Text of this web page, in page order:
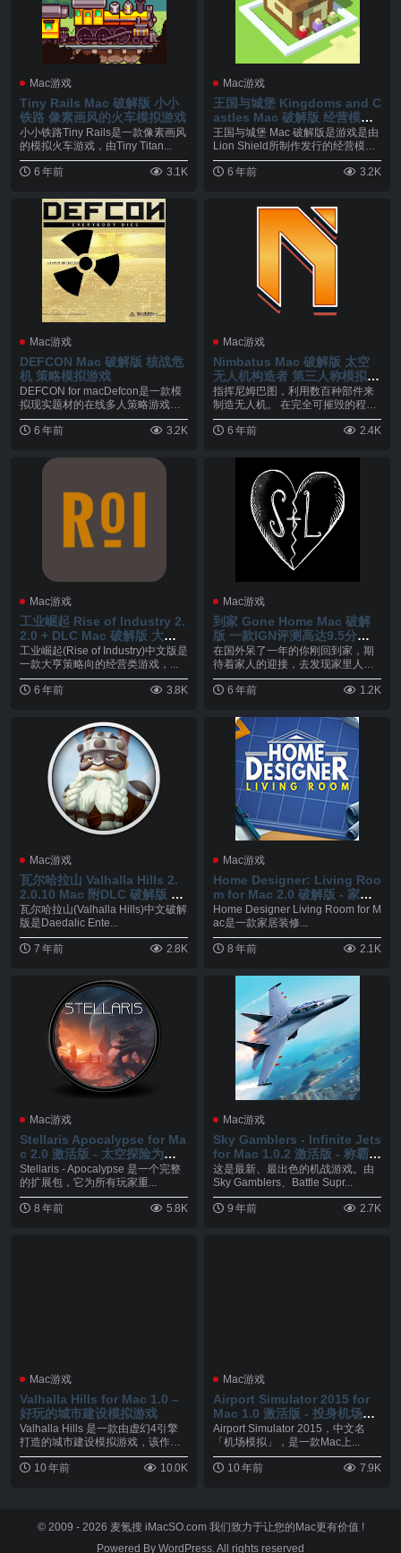
Mac游戏
Tiny Rails Mac 破解版 小小
铁路 像素画风的火车模拟游戏
小小铁路Tiny Rails是一款像素画风
的模拟火车游戏，由Tiny Titan...
6 年前 3.1K
Mac游戏
王国与城堡 Kingdoms and C
astles Mac 破解版 经营模拟
类游戏
王国与城堡 Mac 破解版是游戏是由
Lion Shield所制作发行的经营模拟
类...
6 年前
3.2K
Mac游戏
DEFCON Mac 破解版 核战危
机 策略模拟游戏
DEFCON for macDefcon是一款模
拟现实题材的在线多人策略游戏。
主...
6 年前
3.2K
Mac游戏
Nimbatus Mac 破解版 太空
无人机构造者 第三人称模拟类
游戏
指挥尼姆巴图，利用数百种部件来
制造无人机。 在完全可摧毁的程序
宇宙中，应对未知威...
6 年前
2.4K
Mac游戏
工业崛起 Rise of Industry 2.
2.0 + DLC Mac 破解版 大亨
策略向的经营类游戏
工业崛起(Rise of Industry)中文版是
一款大亨策略向的经营类游戏，...
6 年前 3.8K
Mac游戏
到家 Gone Home Mac 破解
版 一款IGN评测高达9.5分的
探索型游戏
在国外呆了一年的你刚回到家，期
待着家人的迎接，去发现家里人去
楼空。一股不祥的感觉...
6 年前
1.2K
Mac游戏
瓦尔哈拉山 Valhalla Hills 2.
2.0.10 Mac 附DLC 破解版 城
市建设模拟游戏
瓦尔哈拉山(Valhalla Hills)中文破解
版是Daedalic Ente...
7 年前 2.8K
Mac游戏
Home Designer: Living Roo
m for Mac 2.0 破解版 - 家居
装修模拟游戏
Home Designer Living Room for M
ac是一款家居装修...
8 年前 2.1K
Mac游戏
Stellaris Apocalypse for Ma
c 2.0 激活版 - 太空探险为核
心的战略游戏
Stellaris - Apocalypse 是一个完整
的扩展包，它为所有玩家重...
8 年前 5.8K
Mac游戏
Sky Gamblers - Infinite Jets
for Mac 1.0.2 激活版 - 称霸天
空
这是最新、最出色的机战游戏。由
Sky Gamblers、Battle Supr...
9 年前 2.7K
Mac游戏
Valhalla Hills for Mac 1.0 –
好玩的城市建设模拟游戏
Valhalla Hills 是一款由虚幻4引擎
打造的城市建设模拟游戏，该作描
述...
10 年前
10.0K
Mac游戏
Airport Simulator 2015 for
Mac 1.0 激活版 - 投身机场支
持服务模拟机场类游戏
Airport Simulator 2015，中文名
「机场模拟」，是一款Mac上...
10 年前 7.9K
© 2009 - 2026 麦氪搜 iMacSO.com 我们致力于让您的Mac更有价值 !
Powered By WordPress. All rights reserved